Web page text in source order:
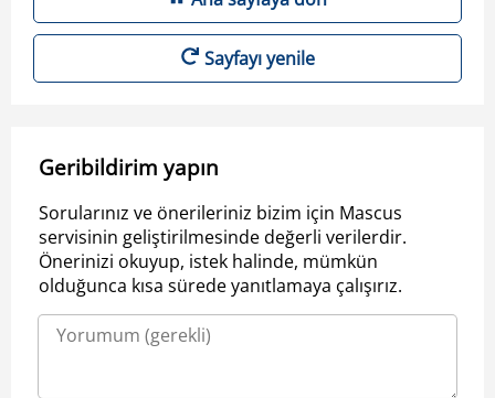
Sayfayı yenile
Geribildirim yapın
Sorularınız ve önerileriniz bizim için Mascus
servisinin geliştirilmesinde değerli verilerdir.
Önerinizi okuyup, istek halinde, mümkün
olduğunca kısa sürede yanıtlamaya çalışırız.